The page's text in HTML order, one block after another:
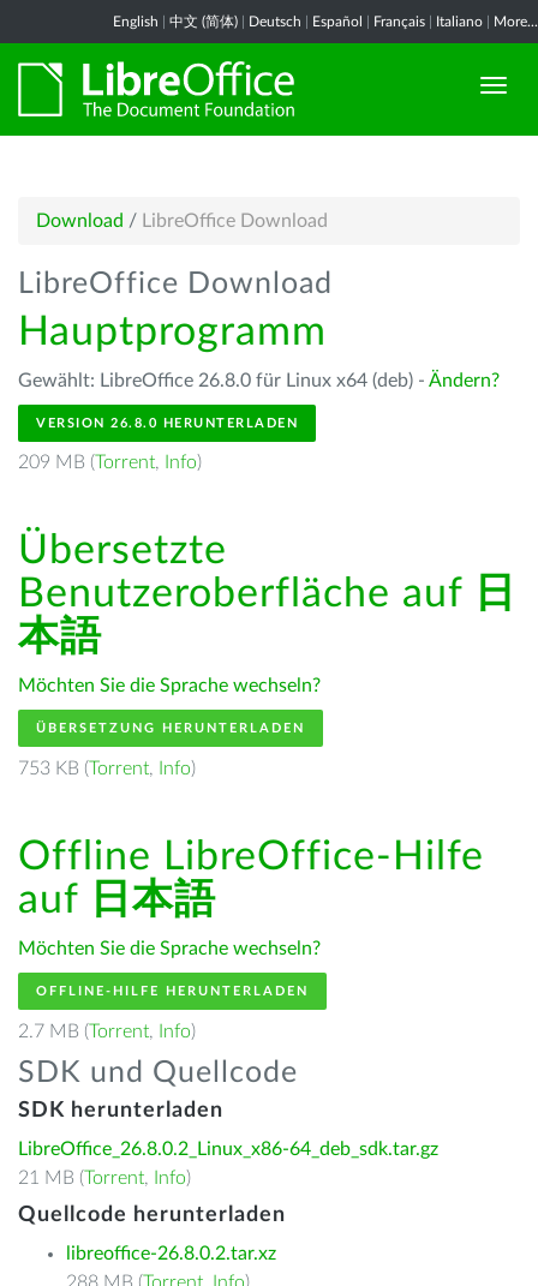
English 中文 (简体) Deutsch Español Français Italiano More...
Download / LibreOffice Download
LibreOffice Download
Hauptprogramm
Gewählt: LibreOffice 26.8.0 für Linux x64 (deb) - Ändern?
VERSION 26.8.0 HERUNTERLADEN
209 MB (Torrent, Info)
Übersetzte
Benutzeroberfläche auf 日
本語
Möchten Sie die Sprache wechseln?
ÜBERSETZUNG HERUNTERLADEN
753 KB (Torrent, Info)
Offline LibreOffice-Hilfe
auf 日本語
Möchten Sie die Sprache wechseln?
OFFLINE-HILFE HERUNTERLADEN
2.7 MB (Torrent, Info)
SDK und Quellcode
SDK herunterladen
LibreOffice_26.8.0.2_Linux_x86-64_deb_sdk.tar.gz
21 MB (Torrent, Info)
Quellcode herunterladen
libreoffice-26.8.0.2.tar.xz